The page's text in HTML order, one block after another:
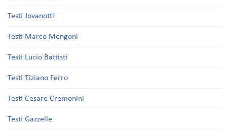
Testi Jovanotti
Testi Marco Mengoni
Testi Lucio Battisti
Testi Tiziano Ferro
Testi Cesare Cremonini
Testi Gazzelle